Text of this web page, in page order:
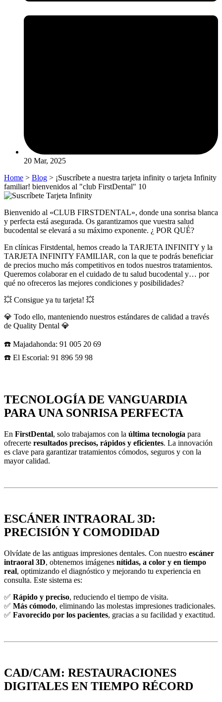
20 Mar, 2025
Home > Blog > ¡Suscríbete a nuestra tarjeta infinity o tarjeta Infinity
familiar! bienvenidos al "club FirstDental" 10
Bienvenido al «CLUB FIRSTDENTAL», donde una sonrisa blanca
y perfecta está asegurada. Os garantizamos que vuestra salud
bucodental se elevará a su máximo exponente. ¿ POR QUÉ?
En clínicas Firstdental, hemos creado la TARJETA INFINITY y la
TARJETA INFINITY FAMILIAR, con la que te podrás beneficiar
de precios mucho más competitivos en todos nuestros tratamientos.
Queremos colaborar en el cuidado de tu salud bucodental y… por
qué no ofreceros las mejores condiciones y posibilidades?
💥 Consigue ya tu tarjeta! 💥
💎 Todo ello, manteniendo nuestros estándares de calidad a través
de Quality Dental 💎
☎️ Majadahonda: 91 005 20 69
☎️ El Escorial: 91 896 59 98
TECNOLOGÍA DE VANGUARDIA
PARA UNA SONRISA PERFECTA
En FirstDental, solo trabajamos con la última tecnología para
ofrecerte resultados precisos, rápidos y eficientes. La innovación
es clave para garantizar tratamientos cómodos, seguros y con la
mayor calidad.
ESCÁNER INTRAORAL 3D:
PRECISIÓN Y COMODIDAD
Olvídate de las antiguas impresiones dentales. Con nuestro escáner
intraoral 3D, obtenemos imágenes nítidas, a color y en tiempo
real, optimizando el diagnóstico y mejorando tu experiencia en
consulta. Este sistema es:
✅ Rápido y preciso, reduciendo el tiempo de visita.
✅ Más cómodo, eliminando las molestas impresiones tradicionales.
✅ Favorecido por los pacientes, gracias a su facilidad y exactitud.
CAD/CAM: RESTAURACIONES
DIGITALES EN TIEMPO RÉCORD